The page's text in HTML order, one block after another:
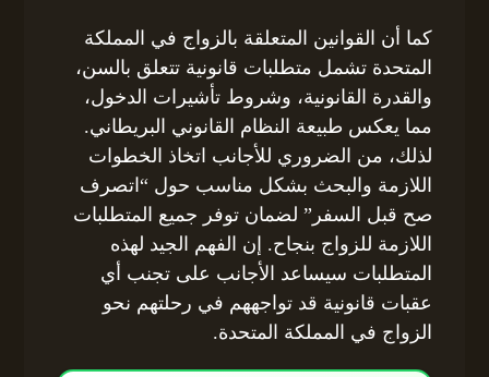
كما أن القوانين المتعلقة بالزواج في المملكة
المتحدة تشمل متطلبات قانونية تتعلق بالسن،
والقدرة القانونية، وشروط تأشيرات الدخول،
مما يعكس طبيعة النظام القانوني البريطاني.
لذلك، من الضروري للأجانب اتخاذ الخطوات
اللازمة والبحث بشكل مناسب حول “اتصرف
صح قبل السفر” لضمان توفر جميع المتطلبات
اللازمة للزواج بنجاح. إن الفهم الجيد لهذه
المتطلبات سيساعد الأجانب على تجنب أي
عقبات قانونية قد تواجههم في رحلتهم نحو
الزواج في المملكة المتحدة.